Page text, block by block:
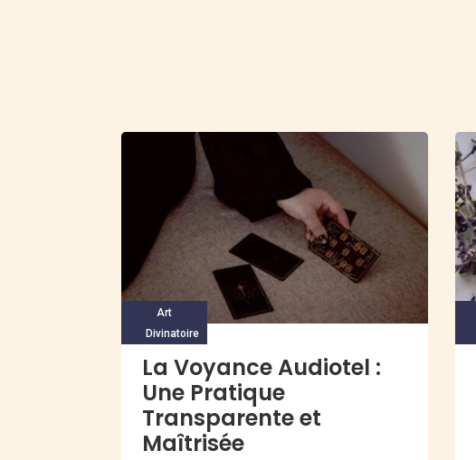
Art
Divinatoire
La Voyance Audiotel :
Une Pratique
Transparente et
Maîtrisée